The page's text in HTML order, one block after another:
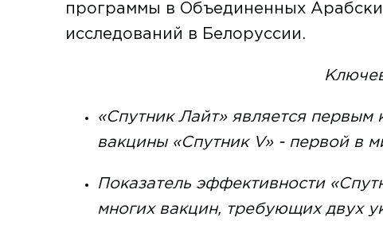
программы в Объединенных
исследований в Белоруссии.
«Спутник Лайт» является
вакцины «Спутник V» - первой в
Показатель эффективности
многих вакцин, требующих двух